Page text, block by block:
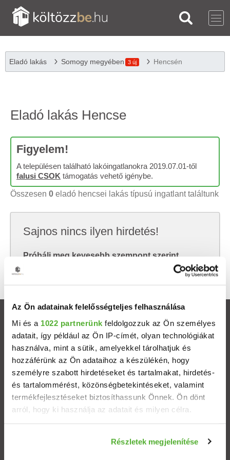
Az Ön adatainak felelősségteljes felhasználása
Mi és a 1022 partnerünk feldolgozzuk az Ön személyes
adatait, így például az Ön IP-címét, olyan technológiákat
használva, mint a sütik, amelyekkel tárolhatjuk és
hozzáférünk az Ön adataihoz a készülékén, hogy
személyre szabott hirdetéseket és tartalmakat, hirdetés-
és tartalommérést, közönségbetekintéseket, valamint
termékfejlesztéseket biztosíthassunk Önnek. Ön dönt
arról, hogy ki használja az adatait és milyen célra.
Információgyűjtés az Ön földrajzi elhelyezkedéséről
Részletek megjelenítése
Eladó lakás Somogy megyében 3 új Hencsén
Eladó lakás Hencse
Figyelem!
A településen található lakóingatlanokra 2019.07.01-től
falusi CSOK támogatás vehető igénybe.
Összesen 0 eladó hencsei lakás típusú ingatlant találtunk
Sajnos nincs ilyen hirdetés!
Próbálj meg kevesebb szempont szerint
keresni, hátha akkor megtalálod, amit keresel.
Ingatlanok
Eladó házak
Eladó lakások
Települések